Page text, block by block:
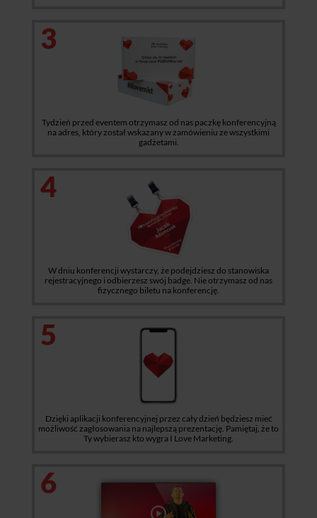
3
Tydzień przed eventem otrzymasz od nas paczkę konferencyjną
na adres, który został wskazany w zamówieniu ze wszystkimi
gadżetami.
4
W dniu konferencji wystarczy, że podejdziesz do stanowiska
rejestracyjnego i odbierzesz swój badge. Nie otrzymasz od nas
fizycznego biletu na konferencję.
5
Dzięki aplikacji konferencyjnej przez cały dzień będziesz mieć
możliwość zagłosowania na najlepszą prezentację. Pamiętaj, że to
Ty wybierasz kto wygra I Love Marketing.
6